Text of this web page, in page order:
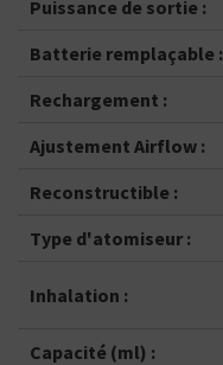
Puissance de sortie :
Batterie remplaçable :
Rechargement :
Ajustement Airflow :
Reconstructible :
Type d'atomiseur :
Inhalation :
Capacité (ml) :